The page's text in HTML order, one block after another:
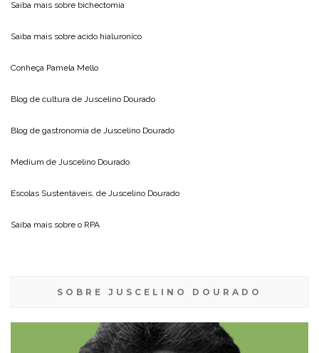
Saiba mais sobre bichectomia
Saiba mais sobre acido hialuronico
Conheça Pamela Mello
Blog de cultura de Juscelino Dourado
Blog de gastronomia de Juscelino Dourado
Medium de Juscelino Dourado
Escolas Sustentáveis, de Juscelino Dourado
Saiba mais sobre o RPA
SOBRE JUSCELINO DOURADO